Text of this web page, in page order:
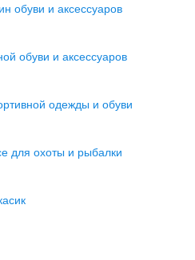
обуви и аксессуаров
обуви и аксессуаров
одежды и обуви
для охоты и рыбалки